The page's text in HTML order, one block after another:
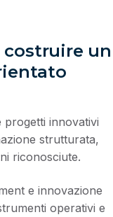
costruire un
progetti innovativi
strutturata,
riconosciute.
e innovazione
operativi e